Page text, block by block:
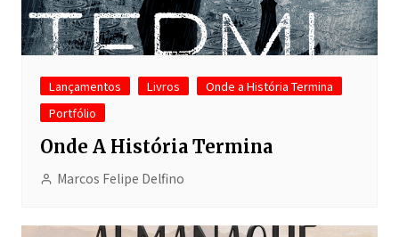
Lançamentos Livros
Onde a História Termina
Portfólio
Onde A História Termina
Marcos Felipe Delfino